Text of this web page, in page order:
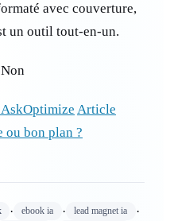
avec couverture,
un outil tout-en-un.
Article
bon plan ?
· ebook ia · lead magnet ia ·